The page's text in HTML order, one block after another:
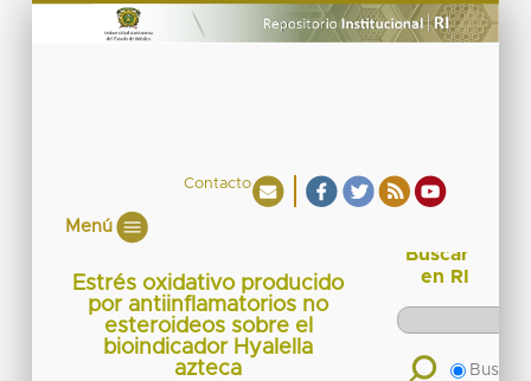
Contacto
Menú
Estrés oxidativo producido
por antiinflamatorios no
esteroideos sobre el
bioindicador Hyalella
azteca
Buscar
en RI
Buscar